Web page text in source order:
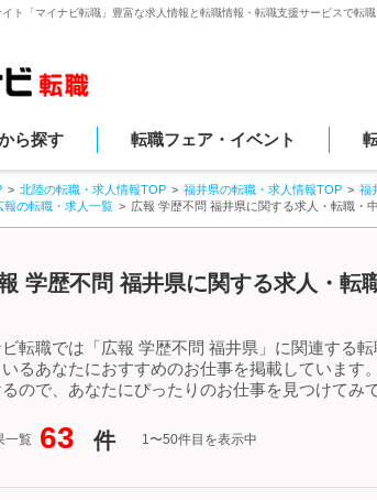
ト「マイナビ転職」豊富な求人情報と転職情報・転職支援サービスで転職
ら探す 転職フェア・イベント
北陸の転職・求人情報TOP 福井県の転職・求人情報TOP 福
報の転職・求人一覧
広報 学歴不問 福井県に関する求人・転職・
学歴不問 福井県に関する求人・転
転職では「広報 学歴不問 福井県」に関連する
るあなたにおすすめのお仕事を掲載していま
ので、あなたにぴったりのお仕事を見つけてみ
一覧 63 件 1〜50件目を表示中